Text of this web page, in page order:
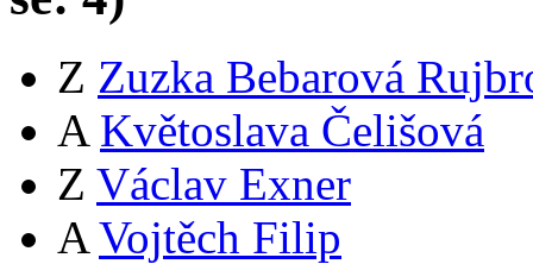
Z Zuzka Bebarová
A Květoslava Čelišová
Z Václav Exner
A Vojtěch Filip